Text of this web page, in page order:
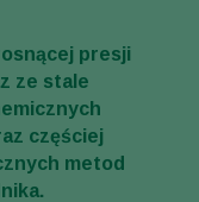
presji
ze stale
częściej
metod